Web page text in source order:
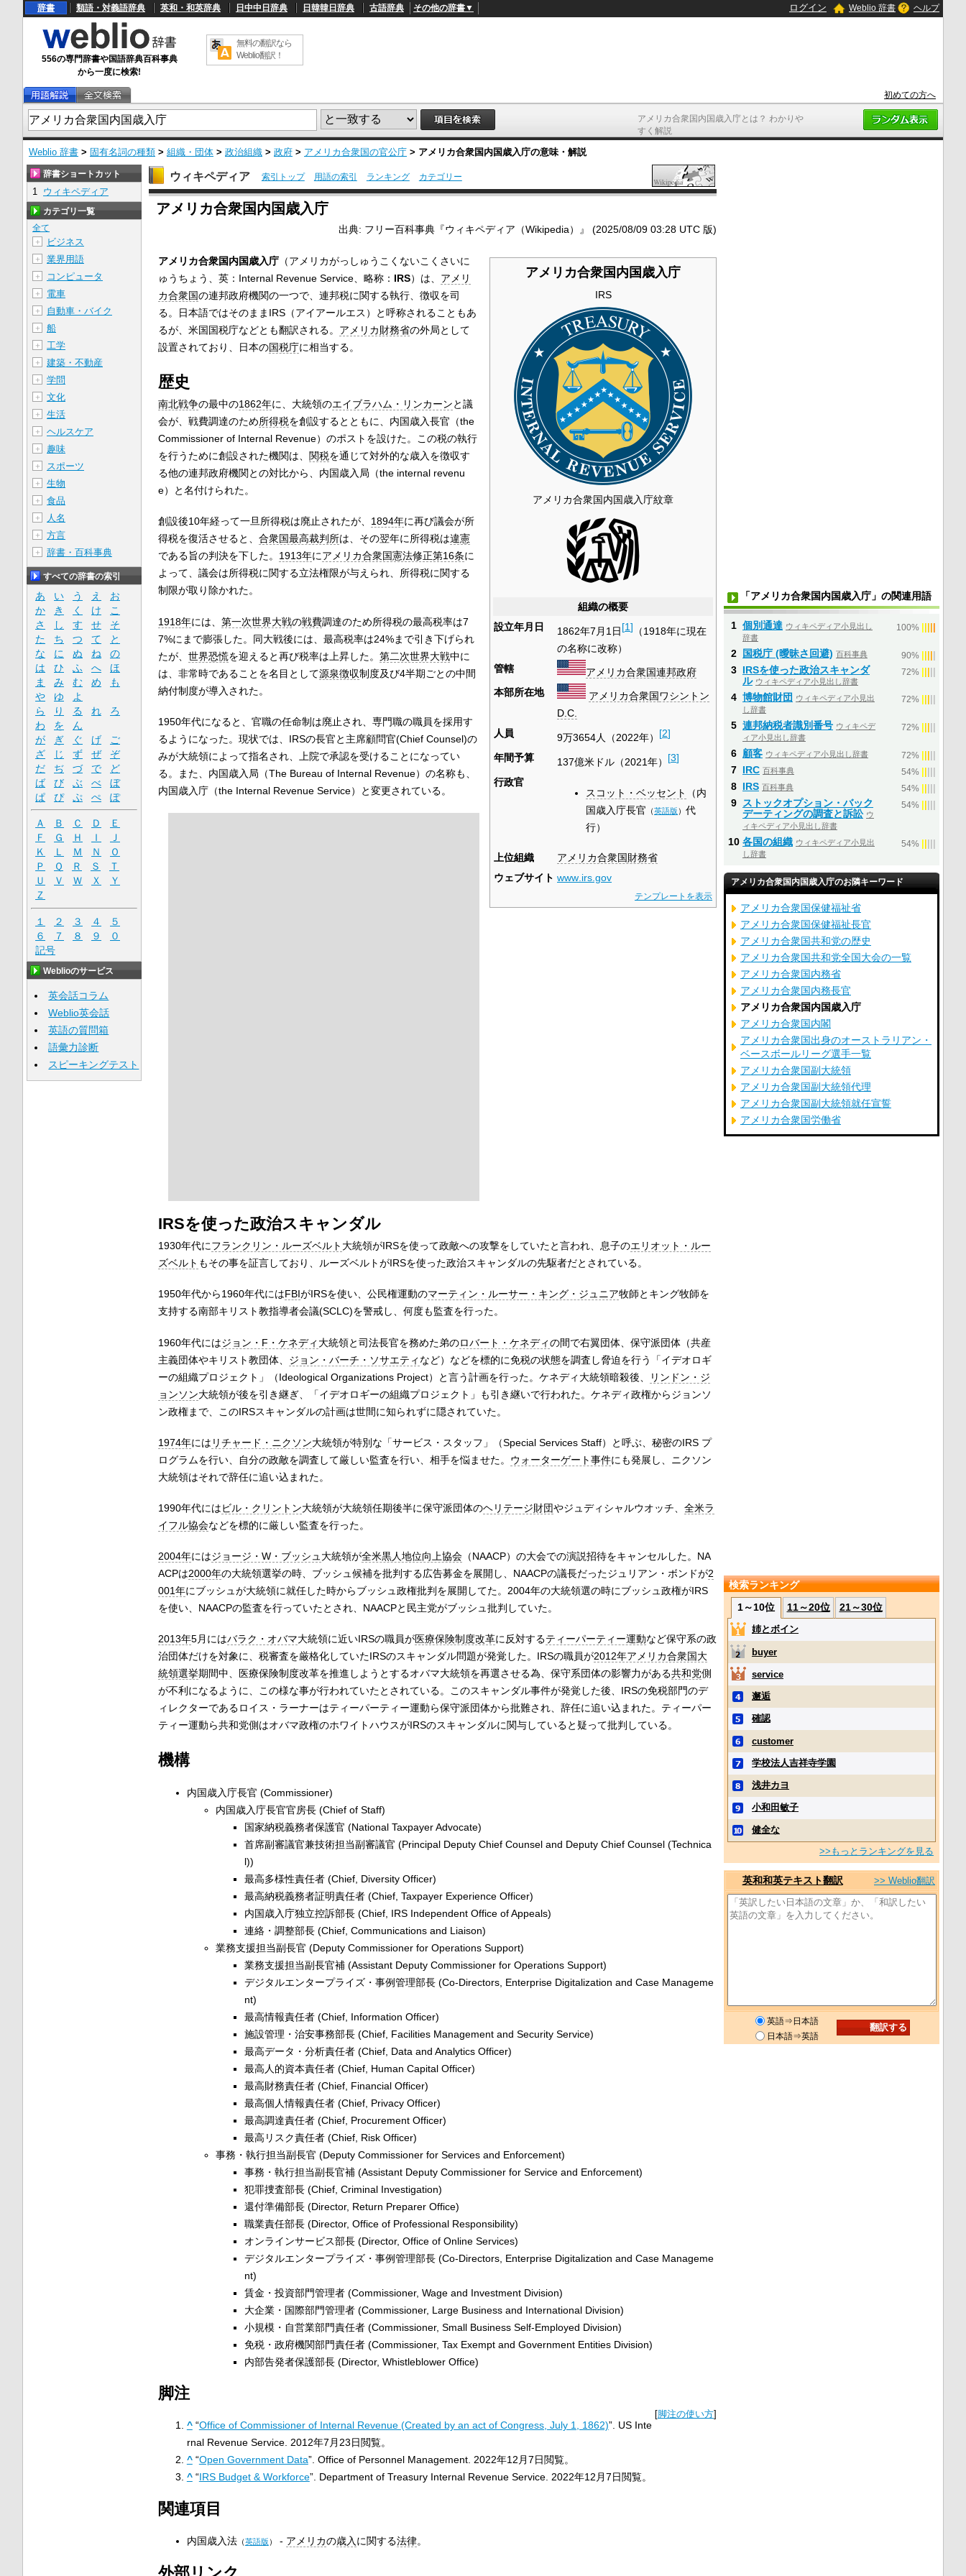
アメリカ合衆国内国歳入庁とは？ わかりや
すく解説
辞書 類語・対義語辞典 英和・和英辞典 日中中日辞典 日韓韓日辞典 古語辞典 その他の辞書▼ ログイン Weblio 辞書 ヘルプ
556の専門辞書や国語辞典百科事典
から一度に検索!
無料の翻訳なら
Weblio翻訳！
初めての方へ
Weblio 辞書 > 固有名詞の種類 > 組織・団体 > 政治組織 > 政府 > アメリカ合衆国の官公庁 > アメリカ合衆国内国歳入庁の意味・解説
U
n
m
/
L
d
e
4
9
4
5
%
ウィキペディア 索引トップ 用語の索引 ランキング カテゴリー
アメリカ合衆国内国歳入庁
出典: フリー百科事典『ウィキペディア（Wikipedia）』 (2025/08/09 03:28 UTC 版)
アメリカ合衆国内国歳入庁
IRS
アメリカ合衆国内国歳入庁紋章
組織の概要
設立年月日
1862年7月1日[1] （1918年に現在
の名称に改称）
管轄
アメリカ合衆国連邦政府
本部所在地
アメリカ合衆国ワシントン
D.C.
人員
9万3654人（2022年） [2]
年間予算 137億米ドル（2021年） [3]
行政官
スコット・ベッセント
（内
国歳入庁長官 （英語版） 代
行）
上位組織
アメリカ合衆国財務省
ウェブサイト www.irs.gov
テンプレートを表示
アメリカ合衆国内国歳入庁（アメリカがっしゅうこくないこくさいに
ゅうちょう、英：Internal Revenue Service、略称： IRS）は、 アメリ
カ合衆国の連邦政府機関の一つで、連邦税に関する執行、徴収を司
る。日本語ではそのままIRS（アイアールエス）と呼称されることもあ
るが、米国国税庁などとも翻訳される。 アメリカ財務省の外局として
設置されており、日本の国税庁に相当する。
歴史
南北戦争の最中の1862年に、大統領のエイブラハム・リンカーンと議
会が、戦費調達のため所得税を創設するとともに、内国歳入長官（the
Commissioner of Internal Revenue）のポストを設けた。この税の執行
を行うために創設された機関は、 関税を通じて対外的な歳入を徴収す
る他の連邦政府機関との対比から、内国歳入局（the internal revenu
e）と名付けられた。
創設後10年経って一旦所得税は廃止されたが、 1894年に再び議会が所
得税を復活させると、 合衆国最高裁判所は、その翌年に所得税は違憲
である旨の判決を下した。 1913年にアメリカ合衆国憲法修正第16条に
よって、議会は所得税に関する立法権限が与えられ、所得税に関する
制限が取り除かれた。
1918年には、 第一次世界大戦の戦費調達のため所得税の最高税率は7
7%にまで膨張した。同大戦後には、最高税率は24%まで引き下げられ
たが、 世界恐慌を迎えると再び税率は上昇した。 第二次世界大戦中に
は、非常時であることを名目として源泉徴収制度及び4半期ごとの中間
納付制度が導入された。
1950年代になると、官職の任命制は廃止され、専門職の職員を採用す
るようになった。現状では、IRSの長官と主席顧問官(Chief Counsel)の
みが大統領によって指名され、上院で承認を受けることになってい
る。また、内国歳入局（The Bureau of Internal Revenue）の名称も、
内国歳入庁（the Internal Revenue Service）と変更されている。
IRSを使った政治スキャンダル
1930年代にフランクリン・ルーズベルト 大統領がIRSを使って政敵への攻撃をしていたと言われ、息子のエリオット・ルー
ズベルト もその事を証言しており、ルーズベルトがIRSを使った政治スキャンダルの先駆者だとされている。
1950年代から1960年代にはFBIがIRSを使い、公民権運動のマーティン・ルーサー・キング・ジュニア牧師とキング牧師を
支持する南部キリスト教指導者会議(SCLC)を警戒し、何度も監査を行った。
1960年代にはジョン・F・ケネディ 大統領と司法長官を務めた弟のロバート・ケネディの間で右翼団体、保守派団体（共産
主義団体やキリスト教団体、 ジョン・バーチ・ソサエティ など）などを標的に免税の状態を調査し脅迫を行う「イデオロギ
ーの組織プロジェクト」（Ideological Organizations Project）と言う計画を行った。ケネディ大統領暗殺後、
リンドン・ジ
ョンソン大統領が後を引き継ぎ、「イデオロギーの組織プロジェクト」も引き継いで行われた。ケネディ政権からジョンソ
ン政権まで、このIRSスキャンダルの計画は世間に知られずに隠されていた。
1974年には リチャード・ニクソン大統領が特別な「サービス・スタッフ」（Special Services Staff）と呼ぶ、秘密のIRS プ
ログラムを行い、自分の政敵を調査して厳しい監査を行い、相手を悩ませた。 ウォーターゲート事件にも発展し、ニクソン
大統領はそれで辞任に追い込まれた。
1990年代にはビル・クリントン大統領が大統領任期後半に保守派団体のヘリテージ財団やジュディシャルウオッチ、 全米ラ
イフル協会などを標的に厳しい監査を行った。
2004年にはジョージ・W・ブッシュ 大統領が全米黒人地位向上協会（NAACP）の大会での演説招待をキャンセルした。NA
ACPは2000年の大統領選挙の時、ブッシュ候補を批判する広告募金を展開し、NAACPの議長だったジュリアン・ボンドが2
001年にブッシュが大統領に就任した時からブッシュ政権批判を展開してた。2004年の大統領選の時にブッシュ政権がIRS
を使い、NAACPの監査を行っていたとされ、NAACPと民主党がブッシュ批判していた。
2013年5月にはバラク・オバマ大統領に近いIRSの職員が医療保険制度改革に反対するティーパーティー運動など保守系の政
治団体だけを対象に、税審査を厳格化していたIRSのスキャンダル問題が発覚した。IRSの職員が2012年アメリカ合衆国大
統領選挙期間中、医療保険制度改革を推進しようとするオバマ大統領を再選させる為、保守系団体の影響力がある共和党側
が不利になるように、この様な事が行われていたとされている。このスキャンダル事件が発覚した後、IRSの免税部門のデ
ィレクターであるロイス・ラーナーはティーパーティー運動ら保守派団体から批難され、辞任に追い込まれた。ティーパー
ティー運動ら共和党側はオバマ政権のホワイトハウスがIRSのスキャンダルに関与していると疑って批判している。
機構
内国歳入庁長官 (Commissioner)
内国歳入庁長官官房長 (Chief of Staff)
国家納税義務者保護官 (National Taxpayer Advocate)
首席副審議官兼技術担当副審議官 (Principal Deputy Chief Counsel and Deputy Chief Counsel (Technica
l))
最高多様性責任者 (Chief, Diversity Officer)
最高納税義務者証明責任者 (Chief, Taxpayer Experience Officer)
内国歳入庁独立控訴部長 (Chief, IRS Independent Office of Appeals)
連絡・調整部長 (Chief, Communications and Liaison)
業務支援担当副長官 (Deputy Commissioner for Operations Support)
業務支援担当副長官補 (Assistant Deputy Commissioner for Operations Support)
デジタルエンタープライズ・事例管理部長 (Co-Directors, Enterprise Digitalization and Case Manageme
nt)
最高情報責任者 (Chief, Information Officer)
施設管理・治安事務部長 (Chief, Facilities Management and Security Service)
最高データ・分析責任者 (Chief, Data and Analytics Officer)
最高人的資本責任者 (Chief, Human Capital Officer)
最高財務責任者 (Chief, Financial Officer)
最高個人情報責任者 (Chief, Privacy Officer)
最高調達責任者 (Chief, Procurement Officer)
最高リスク責任者 (Chief, Risk Officer)
事務・執行担当副長官 (Deputy Commissioner for Services and Enforcement)
事務・執行担当副長官補 (Assistant Deputy Commissioner for Service and Enforcement)
犯罪捜査部長 (Chief, Criminal Investigation)
還付準備部長 (Director, Return Preparer Office)
職業責任部長 (Director, Office of Professional Responsibility)
オンラインサービス部長 (Director, Office of Online Services)
デジタルエンタープライズ・事例管理部長 (Co-Directors, Enterprise Digitalization and Case Manageme
nt)
賃金・投資部門管理者 (Commissioner, Wage and Investment Division)
大企業・国際部門管理者 (Commissioner, Large Business and International Division)
小規模・自営業部門責任者 (Commissioner, Small Business Self-Employed Division)
免税・政府機関部門責任者 (Commissioner, Tax Exempt and Government Entities Division)
内部告発者保護部長 (Director, Whistleblower Office)
脚注
[脚注の使い方]
^ “Office of Commissioner of Internal Revenue (Created by an act of Congress, July 1, 1862)”. US Inte
rnal Revenue Service. 2012年7月23日閲覧。
^ “Open Government Data”. Office of Personnel Management. 2022年12月7日閲覧。
^ “IRS Budget & Workforce”. Department of Treasury Internal Revenue Service. 2022年12月7日閲覧。
関連項目
内国歳入法（英語版） - アメリカの歳入 に関する法律。
辞書ショートカット
1 ウィキペディア
カテゴリ一覧
全て
＋
ビジネス
＋ 業界用語
＋ コンピュータ
＋ 電車
＋ 自動車・バイク
＋ 船
＋ 工学
＋ 建築・不動産
＋ 学問
＋ 文化
＋ 生活
＋ ヘルスケア
＋ 趣味
＋ スポーツ
＋ 生物
＋ 食品
＋ 人名
＋ 方言
＋ 辞書・百科事典
すべての辞書の索引
あ い う え
お
か
き く け
こ
さ
し す せ
そ
た
ち つ て
と
な
に ぬ ね
の
は
ひ ふ へ
ほ
ま
み む め
も
や
ゆ
よ
ら
り る れ
ろ
わ
を
ん
が
ぎ ぐ げ
ご
ざ
じ ず ぜ
ぞ
だ
ぢ づ で
ど
ば
び ぶ べ
ぼ
ぱ
ぴ ぷ ぺ ぽ
Ａ Ｂ Ｃ Ｄ
Ｅ
Ｆ
Ｇ Ｈ Ｉ
Ｊ
Ｋ
Ｌ Ｍ Ｎ
Ｏ
Ｐ
Ｑ Ｒ Ｓ
Ｔ
Ｕ
Ｖ Ｗ Ｘ
Ｙ
Ｚ
１ ２ ３ ４
５
６
７ ８ ９
０
記号
Weblioのサービス
英会話コラム
Weblio英会話
英語の質問箱
語彙力診断
スピーキングテスト
「アメリカ合衆国内国歳入庁」の関連用語
1 個別通達 ウィキペディア小見出し
辞書
100%
2 国税庁 (曖昧さ回避) 百科事典 90%
3 IRSを使った政治スキャンダ
ル ウィキペディア小見出し辞書
72%
4 博物館財団 ウィキペディア小見出
し辞書
72%
5 連邦納税者識別番号 ウィキペデ
ィア小見出し辞書
72%
6 顧客 ウィキペディア小見出し辞書 72%
7 IRC 百科事典 54%
8 IRS 百科事典 54%
9 ストックオプション・バック
デーティングの調査と訴訟 ウ
ィキペディア小見出し辞書
54%
10 各国の組織 ウィキペディア小見出
し辞書
54%
アメリカ合衆国内国歳入庁のお隣キーワード
アメリカ合衆国保健福祉省
アメリカ合衆国保健福祉長官
アメリカ合衆国共和党の歴史
アメリカ合衆国共和党全国大会の一覧
アメリカ合衆国内務省
アメリカ合衆国内務長官
アメリカ合衆国内国歳入庁
アメリカ合衆国内閣
アメリカ合衆国出身のオーストラリアン・
ベースボールリーグ選手一覧
アメリカ合衆国副大統領
アメリカ合衆国副大統領代理
アメリカ合衆国副大統領就任宣誓
アメリカ合衆国労働省
検索ランキング
1～10位
11～20位 21～30位
姉とボイン
buyer
service
邂逅
確認
customer
学校法人吉祥寺学園
浅井カヨ
小和田敏子
健全な
>>もっとランキングを見る
英和和英テキスト翻訳 >> Weblio翻訳
英語⇒日本語
日本語⇒英語